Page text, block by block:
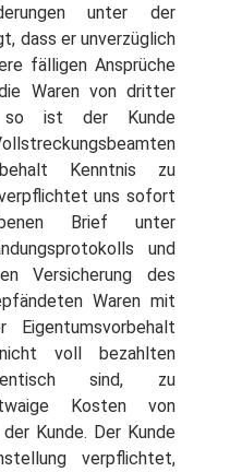
unter der
dass er unverzüglich
fälligen Ansprüche
Waren von dritter
so ist der Kunde
Kenntnis zu
uns sofort
Brief unter
und
Versicherung des
Waren mit
voll bezahlten
sind, zu
Kosten von
Kunde. Der Kunde
verpflichtet,